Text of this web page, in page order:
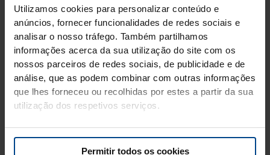
Utilizamos cookies para personalizar conteúdo e
anúncios, fornecer funcionalidades de redes sociais e
analisar o nosso tráfego. Também partilhamos
informações acerca da sua utilização do site com os
nossos parceiros de redes sociais, de publicidade e de
análise, que as podem combinar com outras informações
que lhes forneceu ou recolhidas por estes a partir da sua
utilização dos respetivos serviços.
Permitir todos os cookies
minutos. Aqueça o leite com o açúcar, retire do lume e
adicione a gelatina bem demolhada. Mexa para misturar os
ingredientes e deixe arrefecer. Deite o iogurte numa tigela,
junte o leite e as natas batidas, mexendo delicadamente.
Verta a mistura sobre a base de biscoitos e coloque-a no
frigorífico durante, pelo menos, 30 minutos. Decore a gosto
com fatias de kiwi e de tangerina, cachos de groselha e
mirtilos. Complete com folhas de hortelã fresca.